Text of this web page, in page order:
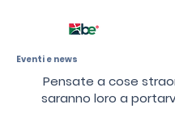
Eventi e news
Pensate a cose
saranno loro a